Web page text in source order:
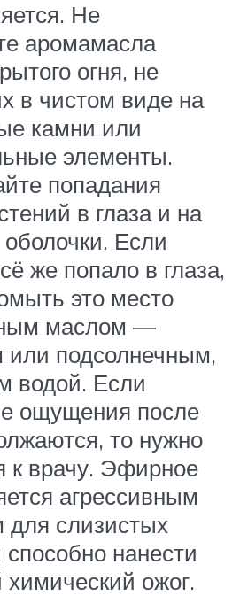
Не
аромамасла
огня, не
в чистом виде на
камни или
элементы.
попадания
в глаза и на
Если
же попало в глаза,
это место
маслом —
или подсолнечным,
водой. Если
ощущения после
то нужно
к врачу. Эфирное
агрессивным
для слизистых
способно нанести
ожог.